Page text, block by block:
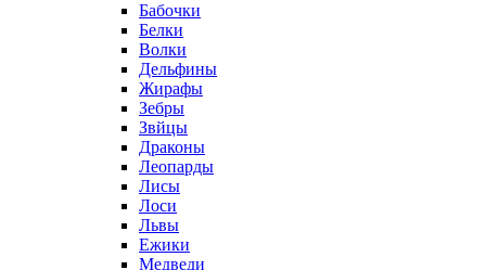
Бабочки
Белки
Волки
Дельфины
Жирафы
Зебры
Звйцы
Драконы
Леопарды
Лисы
Лоси
Львы
Ежики
Медведи